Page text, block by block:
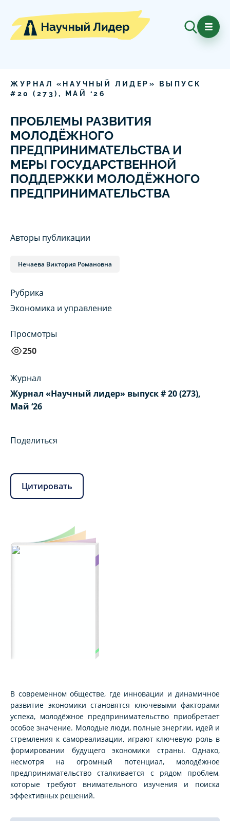
ЖУРНАЛ «НАУЧНЫЙ ЛИДЕР» ВЫПУСК
# 20 ( 273), МАЙ ‘26
ПРОБЛЕМЫ РАЗВИТИЯ
МОЛОДЁЖНОГО
ПРЕДПРИНИМАТЕЛЬСТВА И
МЕРЫ ГОСУДАРСТВЕННОЙ
ПОДДЕРЖКИ МОЛОДЁЖНОГО
ПРЕДПРИНИМАТЕЛЬСТВА
Авторы публикации
Нечаева Виктория Романовна
Рубрика
Экономика и управление
Просмотры
250
Журнал
Журнал «Научный лидер» выпуск # 20 (273),
Май ‘26
Поделиться
Цитировать
В современном обществе, где инновации и динамичное
развитие экономики становятся ключевыми факторами
успеха, молодёжное предпринимательство приобретает
особое значение. Молодые люди, полные энергии, идей и
стремления к самореализации, играют ключевую роль в
формировании будущего экономики страны. Однако,
несмотря на огромный потенциал, молодёжное
предпринимательство сталкивается с рядом проблем,
которые требуют внимательного изучения и поиска
эффективных решений.